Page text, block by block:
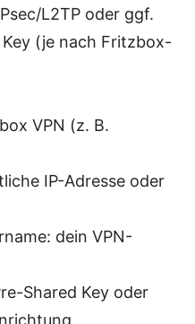
L2TP oder ggf.
(je nach Fritzbox-
VPN (z. B.
IP-Adresse oder
dein VPN-
Shared Key oder